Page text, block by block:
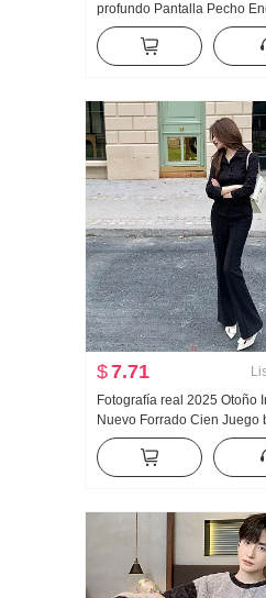
profundo Pantalla Pecho
malla Ajustado
Larga Corte ajustado
$7.71
Fotografía real 2025 Otoño
Nuevo Forrado Cien Juego
Adelgazante Pellizco
de pescado Talle alto
Pantalones Casual